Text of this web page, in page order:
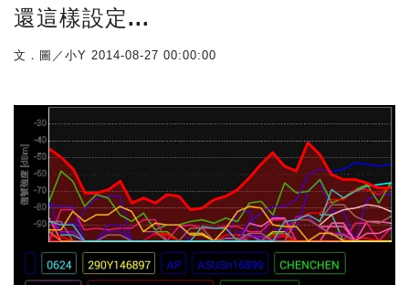
還這樣設定...
文．圖／小Y 2014-08-27 00:00:00